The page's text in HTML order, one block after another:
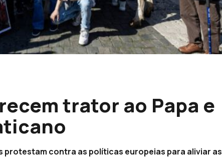
trator ao Papa e
protestam contra as políticas europeias para aliviar as